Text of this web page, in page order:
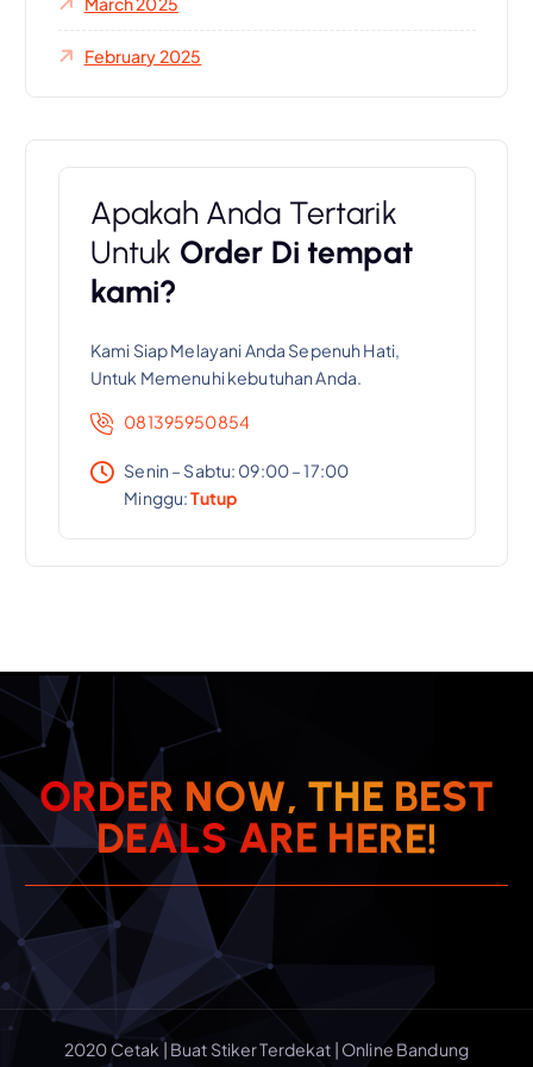
February 2025
Apakah Anda Tertarik
Untuk Order Di tempat
kami?
Kami Siap Melayani Anda Sepenuh Hati,
Untuk Memenuhi kebutuhan Anda.
081395950854
Senin – Sabtu: 09:00 – 17:00
Minggu:Tutup
ORDER NOW, THE BEST
DEALSARE HERE!
2020 Cetak | Buat Stiker Terdekat | Online Bandung